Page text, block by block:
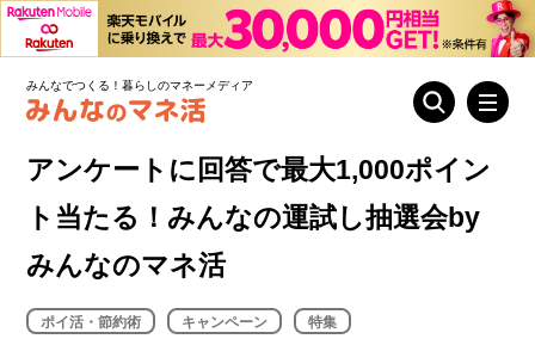
みんなでつくる！暮らしのマネーメディア
アンケートに回答で最大1,000ポイン
ト当たる！みんなの運試し抽選会by
みんなのマネ活
ポイ活・節約術 キャンペーン 特集